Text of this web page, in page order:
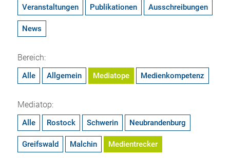
Veranstaltungen Publikationen Ausschreibungen
News
Bereich:
Alle Allgemein Mediatope Medienkompetenz
Mediatop:
Alle Rostock Schwerin Neubrandenburg
Greifswald Malchin Medientrecker